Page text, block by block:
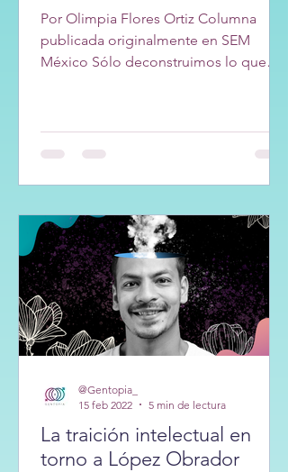
Por Olimpia Flores Ortiz Columna
publicada originalmente en SEM
México Sólo deconstruimos lo que
La traición intelectual en
torno a López Obrador
@Gentopia_
15 feb 2022
5 min de lectura